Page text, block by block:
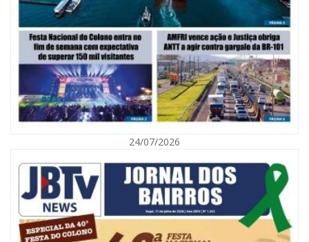
07/08/2026 | 07:00
Saúde de BC promove mutirão de DIU e Implanon na UBS Municípios
neste sábado
POLÍTICA
24/07/2026